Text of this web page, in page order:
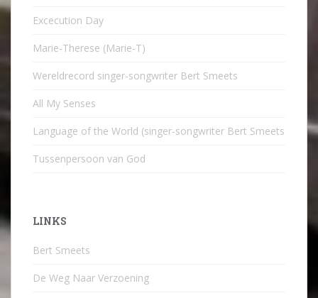
Excecution Day
Marie-Therese (Marie-T)
Wereldrecord singer-songwriter Bert Smeets
All My Senses
Language of the World (singer-songwriter Bert Smeets
Tussenpersoon van God
LINKS
Bert Smeets
De Weg Naar Verzoening